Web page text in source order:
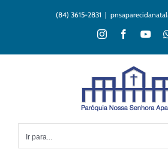
(84) 3615-2831 |
InstagramFacebook
Ir para...